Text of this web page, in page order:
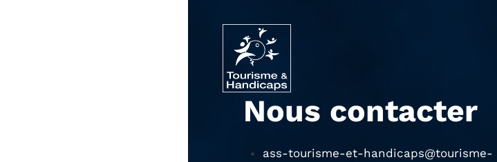
Nous contacter
ass-tourisme-et-handicaps@tourisme-